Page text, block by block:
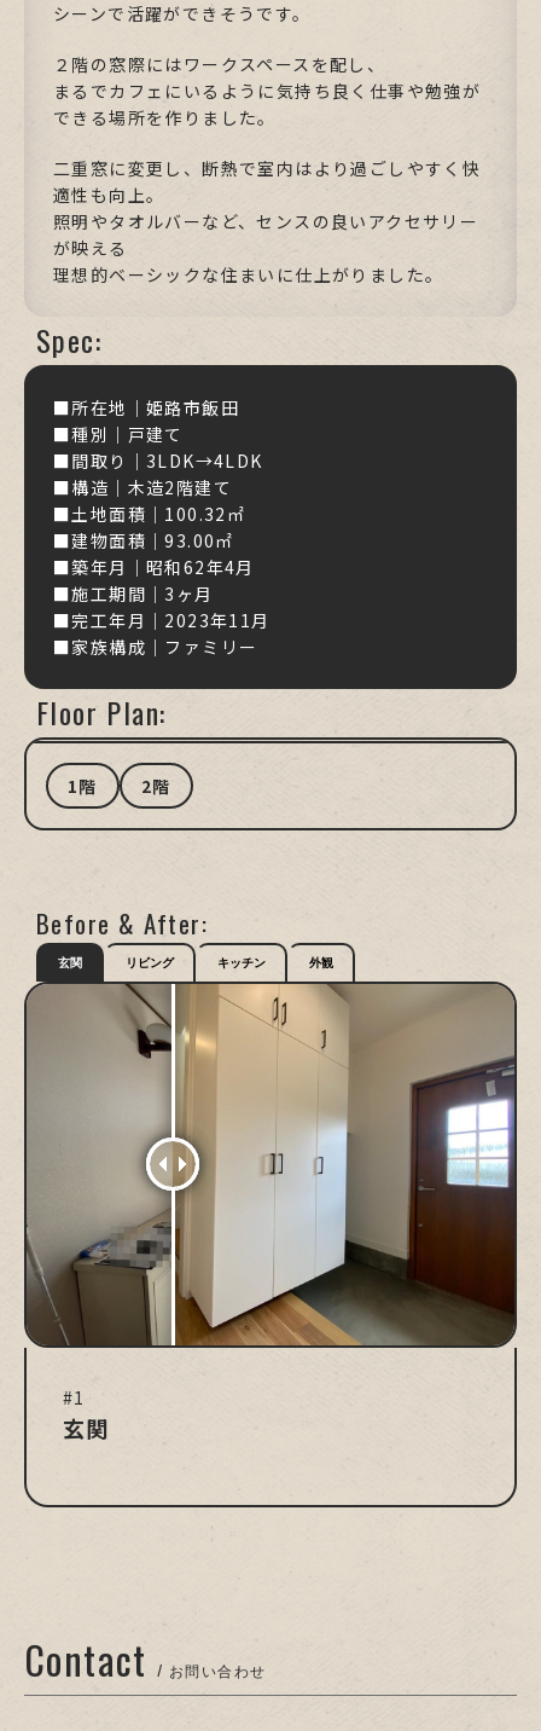
シーンで活躍ができそうです。
２階の窓際にはワークスペースを配し、
まるでカフェにいるように気持ち良く仕事や勉強が
できる場所を作りました。
二重窓に変更し、断熱で室内はより過ごしやすく快
適性も向上。
照明やタオルバーなど、センスの良いアクセサリー
が映える
理想的ベーシックな住まいに仕上がりました。
Spec:
■所在地｜姫路市飯田
■種別｜戸建て
■間取り｜3LDK→4LDK
■構造｜木造2階建て
■土地面積｜100.32㎡
■建物面積｜93.00㎡
■築年月｜昭和62年4月
■施工期間｜3ヶ月
■完工年月｜2023年11月
■家族構成｜ファミリー
Floor Plan:
1階 2階
Before & After:
玄関 リビング キッチン 外観
#1
玄関
Contact/ お問い合わせ